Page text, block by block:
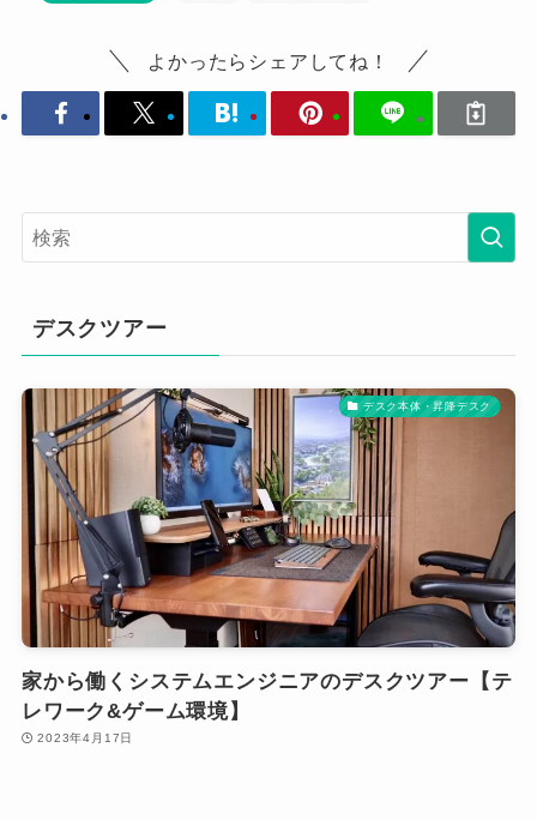
よかったらシェアしてね！
デスクツアー
デスク本体・昇降デスク
家から働くシステムエンジニアのデスクツアー【テ
レワーク&ゲーム環境】
2023年4月17日